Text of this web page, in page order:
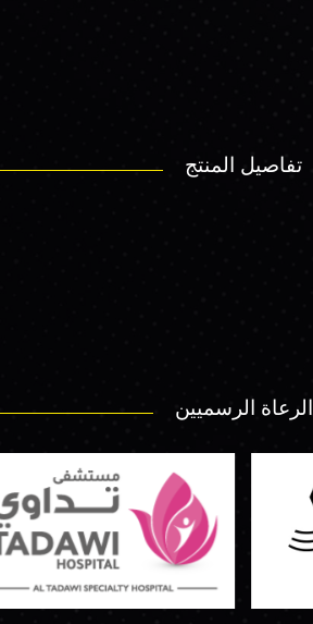
تفاصيل المنتج
الرعاة الرسميين